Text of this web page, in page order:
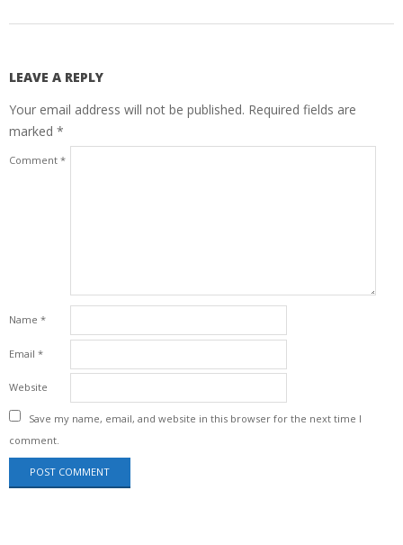
LEAVE A REPLY
Your email address will not be published. Required fields are
marked *
Comment *
Name *
Email *
Website
Save my name, email, and website in this browser for the next time I
comment.